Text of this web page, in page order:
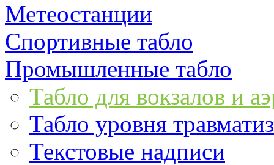
Метеостанции
Спортивные табло
Промышленные табло
Табло для вокзалов и
Табло уровня
Текстовые надписи